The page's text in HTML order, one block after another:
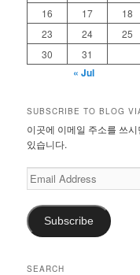
16
17 18
23
24 25
30
31
« Jul
SUBSCRIBE TO BLOG
이곳에 이메일 주소를 쓰
있습니다.
Email
Address
Subscribe
SEARCH